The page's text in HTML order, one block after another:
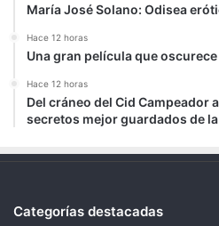
María José Solano: Odisea
Hace 12 horas
Una gran película que oscurece
Hace 12 horas
Del cráneo del Cid Campeador
secretos mejor guardados de
Categorías destacadas